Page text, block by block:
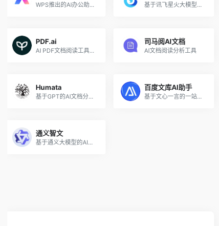
WPS推出的AI办公助手，已免费开放 基于讯飞星火大模型的AI文档和知识库问答助手
PDF.ai
AI PDF文档阅读工具，智能文档总结摘要
司马阅AI文档
AI文档阅读分析工具
Humata
基于GPT的AI文档分析、阅读和问答工具
百度文库AI助手
基于文心一言的一站式智能文档助手
通义智文
基于通义大模型的AI阅读助手，可智能阅读网页、论文、图书和文档